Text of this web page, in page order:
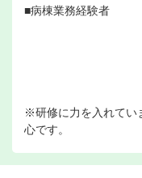
■病棟業務経験者
※研修に力を入れてい
心です。